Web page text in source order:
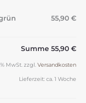
55,90 €
Summe 55,90 €
MwSt. zzgl. Versandkosten
Lieferzeit: ca. 1 Woche